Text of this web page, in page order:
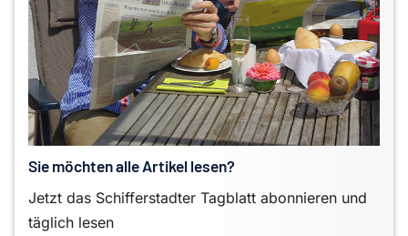
Sie möchten alle Artikel lesen?
Jetzt das Schifferstadter Tagblatt abonnieren und
täglich lesen